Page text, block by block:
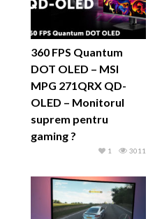
360 FPS Quantum
DOT OLED – MSI
MPG 271QRX QD-
OLED – Monitorul
suprem pentru
gaming ?
3011
1